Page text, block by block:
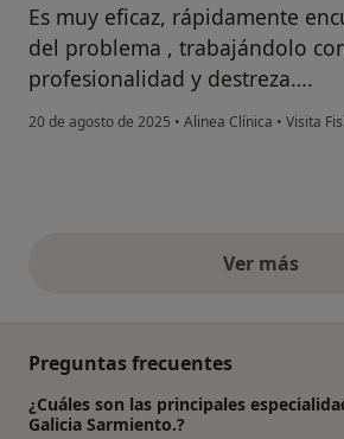
Es muy eficaz, rápidamente
del problema , trabajándolo
profesionalidad y destreza….
20 de agosto de 2025 • Alinea Clínica • Visita
Ver más
Preguntas frecuentes
¿Cuáles son las principales
Galicia Sarmiento.?